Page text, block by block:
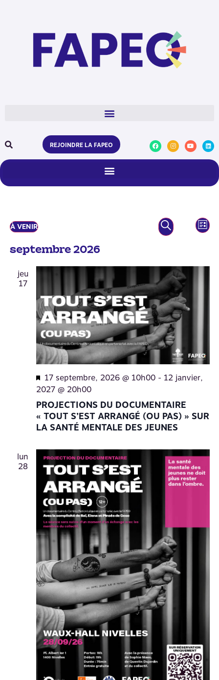
REJOINDRE LA FAPEO
Recherche
et
vues
RECHERCHE
SHOWDE
LISTE
À VENIR
date.
septembre 2026
jeu
17
Mis
en
avant
17 septembre, 2026 @ 10h00- 12 janvier,
2027 @ 20h00
PROJECTIONS DU DOCUMENTAIRE
« TOUT S’EST ARRANGÉ (OU PAS) » SUR
LA SANTÉ MENTALE DES JEUNES
lun
28